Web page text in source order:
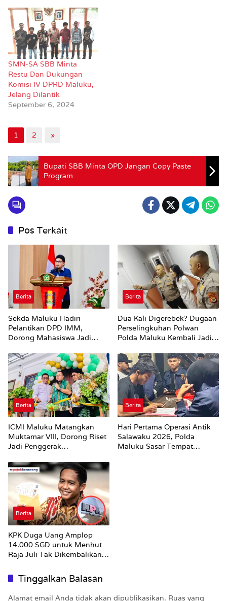
SMN-SA SBB Minta
Restu Dan Dukungan
Komisi IV DPRD Maluku,
Jelang Dilantik
September 6, 2024
1 2 »
Bupati SBB Minta OPD Jangan Copy Paste
Program
Pos Terkait
Berita
Sekda Maluku Hadiri
Pelantikan DPD IMM,
Dorong Mahasiswa Jadi
Strategis Pemerintah
Berita
Dua Kali Digerebek? Dugaan
Perselingkuhan Polwan
Polda Maluku Kembali Jadi
Berita
ICMI Maluku Matangkan
Muktamar VIII, Dorong Riset
Jadi Penggerak
Berita
Hari Pertama Operasi Antik
Salawaku 2026, Polda
Maluku Sasar Tempat
Berita
KPK Duga Uang Amplop
14.000 SGD untuk Menhut
Raja Juli Tak Dikembalikan
Tinggalkan Balasan
Alamat email Anda tidak akan dipublikasikan. Ruas yang